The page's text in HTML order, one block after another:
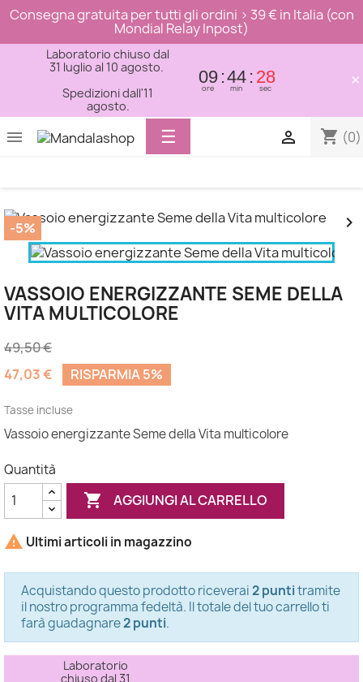
Consegna gratuita per tutti gli ordini > 39 € in Italia (con
Mondial Relay Inpost)
Laboratorio chiuso dal
31 luglio al 10 agosto.
Spedizioni dall'11
agosto.
09
ore
44
min
28
sec ×
 shopping_cart (0)

Toggle
navigation
☰
-5%
 
VASSOIO ENERGIZZANTE SEME DELLA
VITA MULTICOLORE
49,50 €
47,03 €
RISPARMIA 5%
Tasse incluse
Vassoio energizzante Seme della Vita multicolore
Quantità
 AGGIUNGI AL CARRELLO
 Ultimi articoli in magazzino
Acquistando questo prodotto riceverai2 puntitramite
il nostro programma fedeltà. Il totale del tuo carrello ti
farà guadagnare2 punti.
Laboratorio
chiuso dal 31